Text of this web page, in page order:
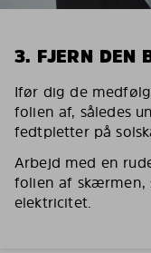
3. FJERN DEN
Ifør dig de
folien af, således
fedtpletter på
Arbejd med en
folien af skærmen,
elektricitet.